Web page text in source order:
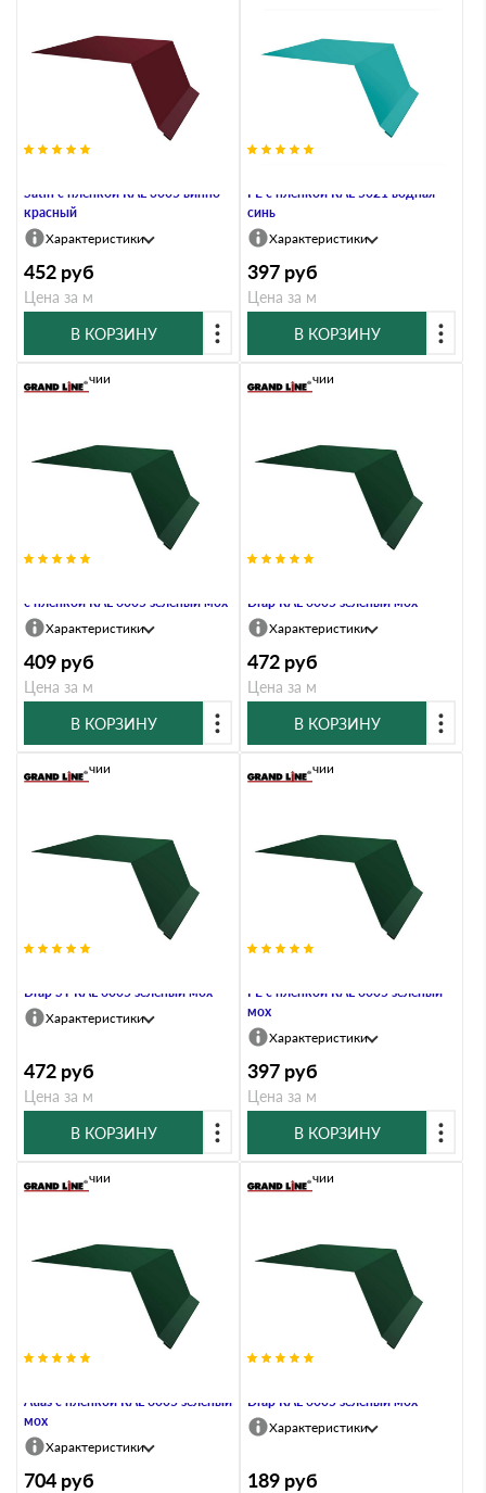
Satin с пленкой RAL 3005 винно-
красный
Характеристики
452 руб
Цена за м
В КОРЗИНУ
PE с пленкой RAL 5021 водная
синь
Характеристики
397 руб
Цена за м
В КОРЗИНУ
с пленкой RAL 6005 зеленый мох
В наличии
Характеристики
409 руб
Цена за м
В КОРЗИНУ
Drap RAL 6005 зеленый мох
В наличии
Характеристики
472 руб
Цена за м
В КОРЗИНУ
Drap ST RAL 6005 зеленый мох
В наличии
Характеристики
472 руб
Цена за м
В КОРЗИНУ
PE с пленкой RAL 6005 зеленый
мох
В наличии
Характеристики
397 руб
Цена за м
В КОРЗИНУ
Atlas с пленкой RAL 6005 зеленый
мох
В наличии
Характеристики
704 руб
Drap RAL 6005 зеленый мох
В наличии
Характеристики
189 руб